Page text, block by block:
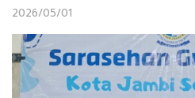
2026/05/01